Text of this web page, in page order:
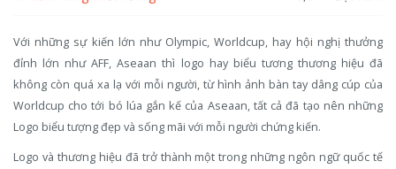
Với những sự kiến lớn như Olympic, Worldcup, hay hội nghị thưởng
đỉnh lớn như AFF, Aseaan thì logo hay biểu tương thương hiệu đã
không còn quá xa lạ với mỗi người, từ hình ảnh bàn tay dâng cúp của
Worldcup cho tới bó lúa gắn kế của Aseaan, tất cả đã tạo nên những
Logo biểu tượng đẹp và sống mãi với mỗi người chứng kiến.
Logo và thương hiệu đã trở thành một trong những ngôn ngữ quốc tế